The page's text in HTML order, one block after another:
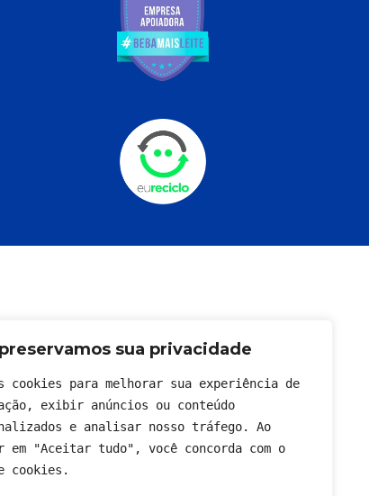
sua privacidade
cookies para melhorar sua experiência de
exibir anúncios ou conteúdo
e analisar nosso tráfego. Ao
em "Aceitar tudo", você concorda com o
cookies.